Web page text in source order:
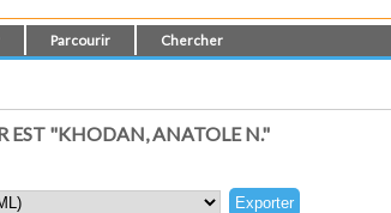
Parcourir Chercher
EST "KHODAN, ANATOLE N."